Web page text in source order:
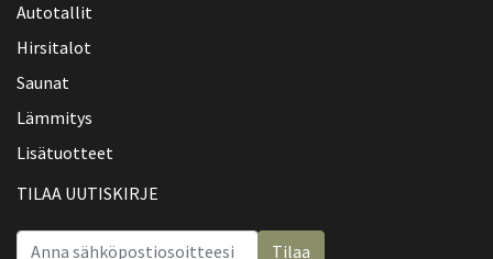
Autotallit
Hirsitalot
Saunat
Lämmitys
Lisätuotteet
TILAA UUTISKIRJE
Tilaa